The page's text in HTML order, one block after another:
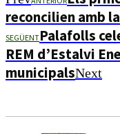
reconcilien amb
SEGÜENTPalafolls
REM d’Estalvi
municipalsNext